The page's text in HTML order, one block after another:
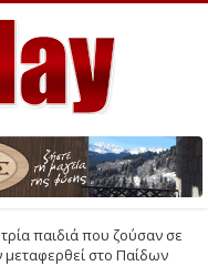
παιδιά που ζούσαν σε
στο Παίδων